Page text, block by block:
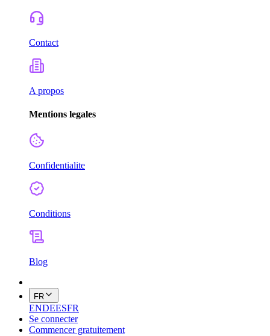
Contact
A propos
Mentions legales
Confidentialite
Conditions
Blog
FR
ENDEESFR
Se connecter
Commencer gratuitement